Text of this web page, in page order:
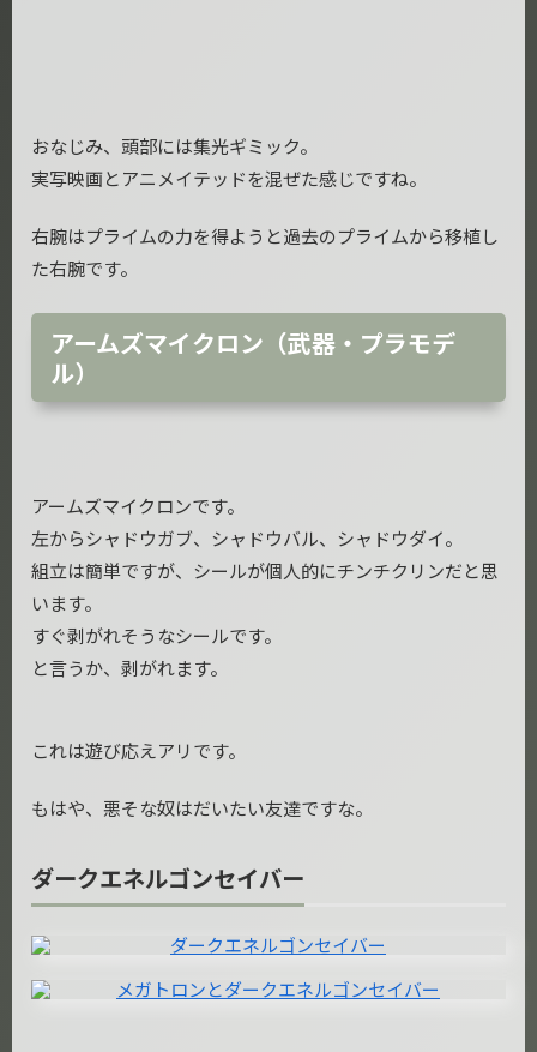
おなじみ、頭部には集光ギミック。
実写映画とアニメイテッドを混ぜた感じですね。
右腕はプライムの力を得ようと過去のプライムから移植し
た右腕です。
アームズマイクロン（武器・プラモデ
ル）
アームズマイクロンです。
左からシャドウガブ、シャドウバル、シャドウダイ。
組立は簡単ですが、シールが個人的にチンチクリンだと思
います。
すぐ剥がれそうなシールです。
と言うか、剥がれます。
これは遊び応えアリです。
もはや、悪そな奴はだいたい友達ですな。
ダークエネルゴンセイバー